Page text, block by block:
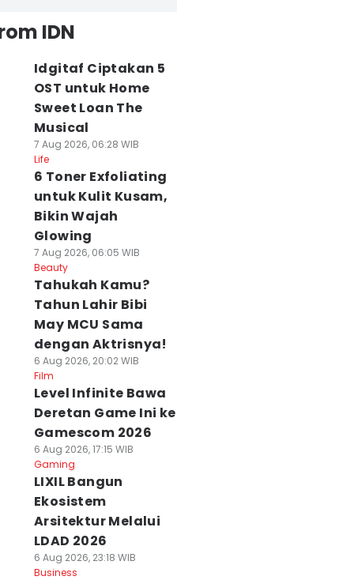
IDN
Idgitaf Ciptakan 5
OST untuk Home
Sweet Loan The
Musical
7 Aug 2026, 06:28 WIB
Life
6 Toner Exfoliating
untuk Kulit Kusam,
Bikin Wajah
Glowing
7 Aug 2026, 06:05 WIB
Beauty
Tahukah Kamu?
Tahun Lahir Bibi
May MCU Sama
dengan Aktrisnya!
6 Aug 2026, 20:02 WIB
Film
Level Infinite Bawa
Deretan Game Ini ke
Gamescom 2026
6 Aug 2026, 17:15 WIB
Gaming
LIXIL Bangun
Ekosistem
Arsitektur Melalui
LDAD 2026
6 Aug 2026, 23:18 WIB
Business